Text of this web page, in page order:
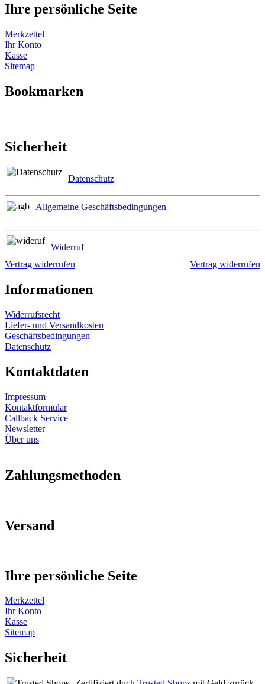
Ihre persönliche Seite
Merkzettel
Ihr Konto
Kasse
Sitemap
Bookmarken
Sicherheit
Datenschutz
Allgemeine Geschäftsbedingungen
Widerruf
Vertrag widerrufen
Vertrag widerrufen
Informationen
Widerrufsrecht
Liefer- und Versandkosten
Geschäftsbedingungen
Datenschutz
Kontaktdaten
Impressum
Kontaktformular
Callback Service
Newsletter
Über uns
Zahlungsmethoden
Versand
Ihre persönliche Seite
Merkzettel
Ihr Konto
Kasse
Sitemap
Sicherheit